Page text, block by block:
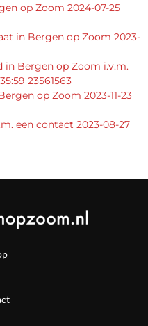
op Zoom 2024-07-25
in Bergen op Zoom 2023-
in Bergen op Zoom i.v.m.
23561563
op Zoom 2023-11-23
een contact 2023-08-27